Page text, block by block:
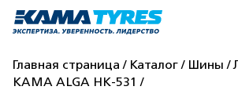
Главная страница Каталог Шины
КАМА ALGA HK-531